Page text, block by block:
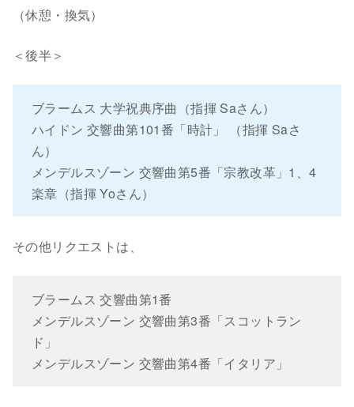
（休憩・換気）
＜後半＞
ブラームス 大学祝典序曲（指揮 Saさん）
ハイドン 交響曲第101番「時計」 （指揮 Saさ
ん）
メンデルスゾーン 交響曲第5番「宗教改革」1、4
楽章（指揮 Yoさん）
その他リクエストは、
ブラームス 交響曲第1番
メンデルスゾーン 交響曲第3番「スコットラン
ド」
メンデルスゾーン 交響曲第4番「イタリア」